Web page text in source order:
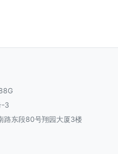
-3
路东段80号翔园大厦3楼